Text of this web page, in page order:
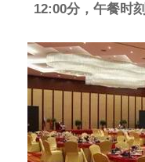
12:00分，午餐时刻